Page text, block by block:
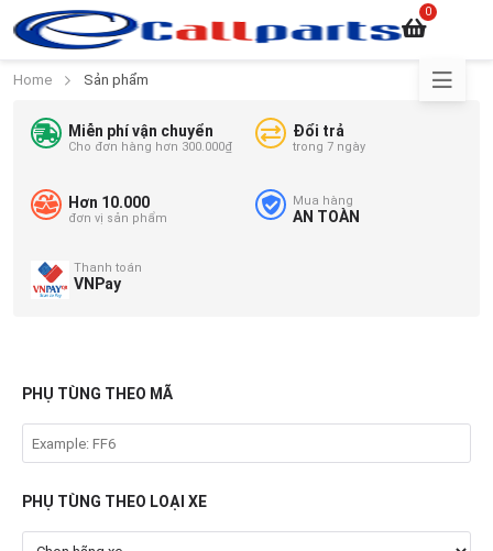
0
Home Sản phẩm
Miễn phí vận chuyển
Cho đơn hàng hơn 300.000₫
Đổi trả
trong 7 ngày
Hơn 10.000
đơn vị sản phẩm
Mua hàng
AN TOÀN
Thanh toán
VNPay
PHỤ TÙNG THEO MÃ
PHỤ TÙNG THEO LOẠI XE